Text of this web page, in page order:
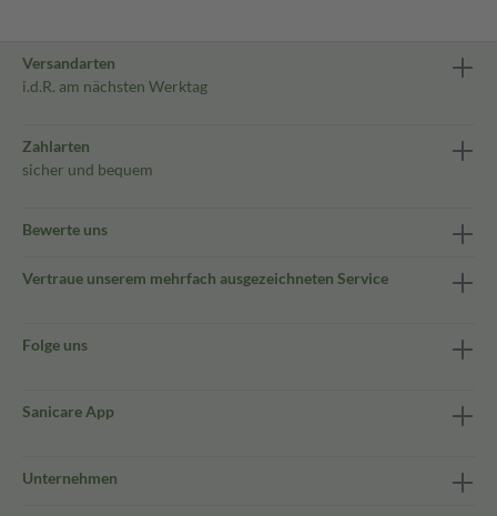
Versandarten
i.d.R. am nächsten Werktag
Zahlarten
sicher und bequem
Bewerte uns
Vertraue unserem mehrfach ausgezeichneten Service
Folge uns
Sanicare App
Unternehmen